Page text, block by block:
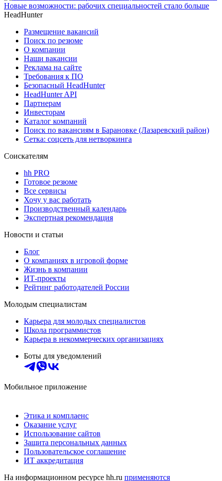
Новые возможности: рабочих специальностей стало больше
HeadHunter
Размещение вакансий
Поиск по резюме
О компании
Наши вакансии
Реклама на сайте
Требования к ПО
Безопасный HeadHunter
HeadHunter API
Партнерам
Инвесторам
Каталог компаний
Поиск по вакансиям в Барановке (Лазаревский район)
Сетка: соцсеть для нетворкинга
Соискателям
hh PRO
Готовое резюме
Все сервисы
Хочу у вас работать
Производственный календарь
Экспертная рекомендация
Новости и статьи
Блог
О компаниях в игровой форме
Жизнь в компании
ИТ-проекты
Рейтинг работодателей России
Молодым специалистам
Карьера для молодых специалистов
Школа программистов
Карьера в некоммерческих организациях
Боты для уведомлений
Мобильное приложение
Этика и комплаенс
Оказание услуг
Использование сайтов
Защита персональных данных
Пользовательское соглашение
ИТ аккредитация
На информационном ресурсе hh.ru применяются